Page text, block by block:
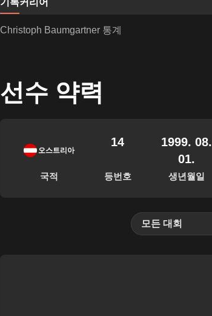
기록커리어
Christoph Baumgartner 통계
선수 약력
오스트리아
국적
14
등번호
1999. 08.
01.
생년월일
모든 대회